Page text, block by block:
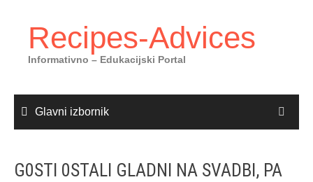
sadržajaRecipes-Advices
Informativno – Edukacijski Portal
Glavni izbornik
G0STI 0STALI GLADNI NA SVADBI, PA